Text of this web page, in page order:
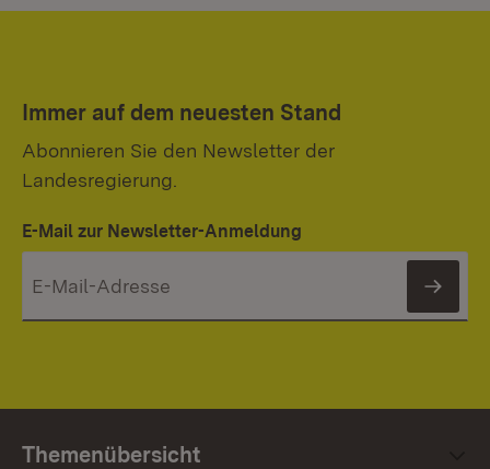
Immer auf dem neuesten Stand
Abonnieren Sie den Newsletter der
Landesregierung.
E-Mail zur Newsletter-Anmeldung
Themenübersicht